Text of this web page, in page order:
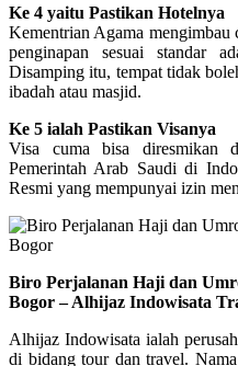
Ke 4 yaitu Pastikan Hotelnya
Kementrian Agama mengimbau
penginapan sesuai standar
Disamping itu, tempat tidak
ibadah atau masjid.
Ke 5 ialah Pastikan Visanya
Visa cuma bisa diresmikan
Pemerintah Arab Saudi di
Resmi yang mempunyai izin
Biro Perjalanan Haji dan
Bogor – Alhijaz Indowisata
Alhijaz Indowisata ialah
di bidang tour dan travel.